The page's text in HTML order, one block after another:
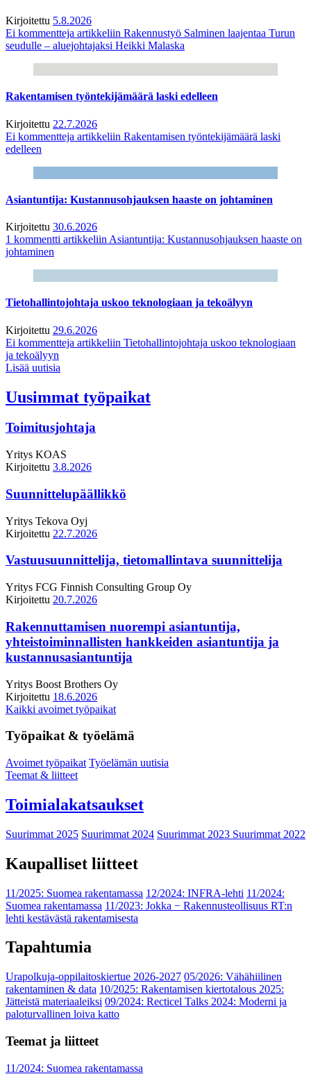
Kirjoitettu 5.8.2026
Ei kommentteja artikkeliin Rakennustyö Salminen laajentaa Turun
seudulle – aluejohtajaksi Heikki Malaska
Rakentamisen työntekijämäärä laski edelleen
Kirjoitettu 22.7.2026
Ei kommentteja artikkeliin Rakentamisen työntekijämäärä laski
edelleen
Asiantuntija: Kustannusohjauksen haaste on johtaminen
Kirjoitettu 30.6.2026
1 kommentti artikkeliin Asiantuntija: Kustannusohjauksen haaste on
johtaminen
Tietohallintojohtaja uskoo teknologiaan ja tekoälyyn
Kirjoitettu 29.6.2026
Ei kommentteja artikkeliin Tietohallintojohtaja uskoo teknologiaan
ja tekoälyyn
Lisää uutisia
Uusimmat työpaikat
Toimitusjohtaja
Yritys KOAS
Kirjoitettu 3.8.2026
Suunnittelupäällikkö
Yritys Tekova Oyj
Kirjoitettu 22.7.2026
Vastuusuunnittelija, tietomallintava suunnittelija
Yritys FCG Finnish Consulting Group Oy
Kirjoitettu 20.7.2026
Rakennuttamisen nuorempi asiantuntija,
yhteistoiminnallisten hankkeiden asiantuntija ja
kustannusasiantuntija
Yritys Boost Brothers Oy
Kirjoitettu 18.6.2026
Kaikki avoimet työpaikat
Työpaikat & työelämä
Avoimet työpaikat Työelämän uutisia
Teemat & liitteet
Toimialakatsaukset
Suurimmat 2025 Suurimmat 2024 Suurimmat 2023 Suurimmat 2022
Kaupalliset liitteet
11/2025: Suomea rakentamassa 12/2024: INFRA-lehti 11/2024:
Suomea rakentamassa 11/2023: Jokka − Rakennusteollisuus RT:n
lehti kestävästä rakentamisesta
Tapahtumia
Urapolkuja-oppilaitoskiertue 2026-2027 05/2026: Vähähiilinen
rakentaminen & data 10/2025: Rakentamisen kiertotalous 2025:
Jätteistä materiaaleiksi 09/2024: Recticel Talks 2024: Moderni ja
paloturvallinen loiva katto
Teemat ja liitteet
11/2024: Suomea rakentamassa